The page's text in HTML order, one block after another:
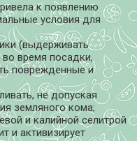
к появлению
условия для
(выдерживать
время посадки,
поврежденные и
не допуская
земляного кома;
и калийной селитрой
и активизирует